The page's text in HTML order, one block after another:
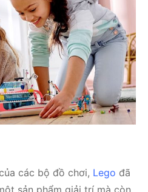
các bộ đồ chơi, Lego đã
sản phẩm giải trí mà còn